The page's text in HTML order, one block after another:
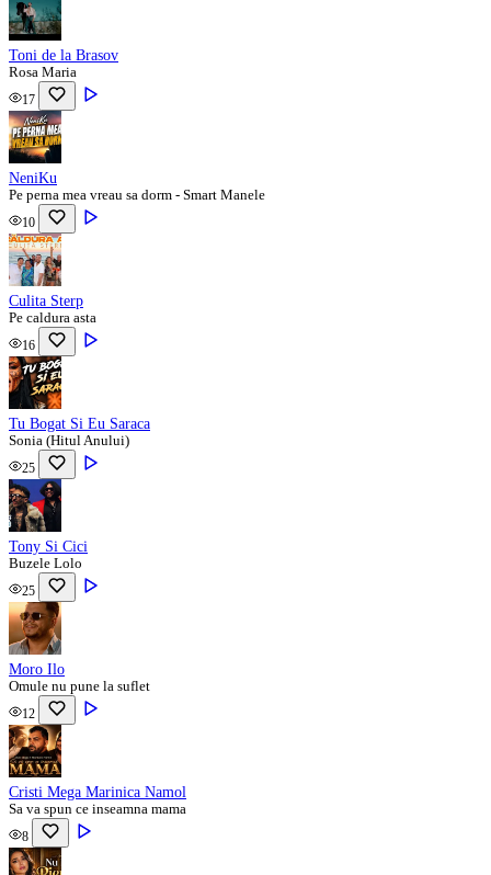
Toni de la Brasov
Rosa Maria
17
NeniKu
Pe perna mea vreau sa dorm - Smart Manele
10
Culita Sterp
Pe caldura asta
16
Tu Bogat Si Eu Saraca
Sonia (Hitul Anului)
25
Tony Si Cici
Buzele Lolo
25
Moro Ilo
Omule nu pune la suflet
12
Cristi Mega Marinica Namol
Sa va spun ce inseamna mama
8